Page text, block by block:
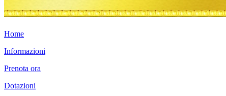
Home
Informazioni
Prenota ora
Dotazioni